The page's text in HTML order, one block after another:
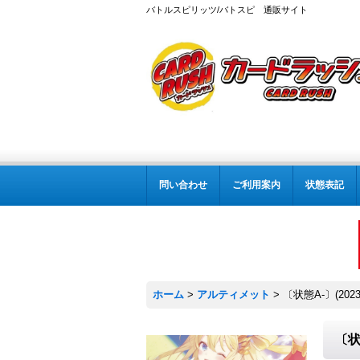
バトルスピリッツ/バトスピ 通販サイト
問い合わせ ご利用案内 状態表記
ホーム > アルティメット > 〔状態A-〕
〔